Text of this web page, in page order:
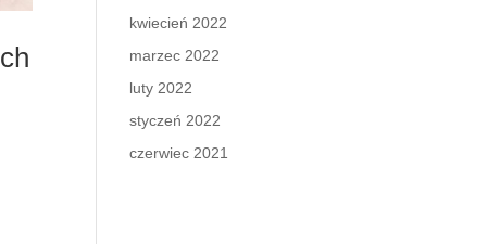
kwiecień 2022
marzec 2022
luty 2022
styczeń 2022
czerwiec 2021